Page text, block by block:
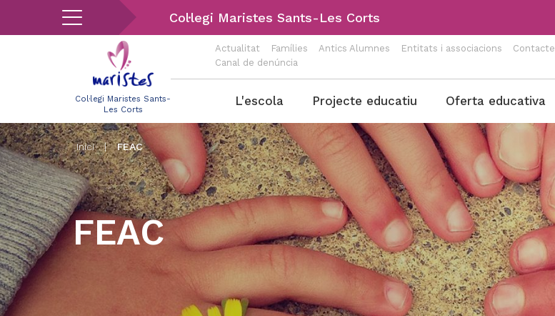
Col·legi Maristes Sants-Les Corts
Col·legi Maristes Sants-
Les Corts
Actualitat Famílies Antics Alumnes Entitats i associacions Contacte
Canal de denúncia
Menu
les-
corts
L'escola Projecte educatiu Oferta educativa
Inici | FEAC
FEAC